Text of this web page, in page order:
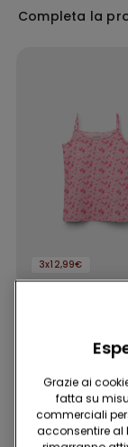
Completa la
3x12,99€
Scollo Tondo in
Stampato Bimba
Potrebbe
Grazie ai
fatta su
commerciali
acconsentire al